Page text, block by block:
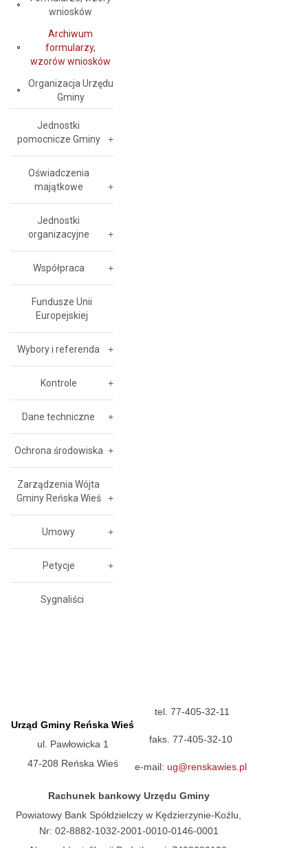
wniosków
Archiwum
formularzy,
wzorów wniosków
Organizacja Urzędu
Gminy
Jednostki
pomocnicze Gminy
Oświadczenia
majątkowe
Jednostki
organizacyjne
Współpraca
Fundusze Unii
Europejskiej
Wybory i referenda
Kontrole
Dane techniczne
Ochrona środowiska
Zarządzenia Wójta
Gminy Reńska Wieś
Umowy
Petycje
Sygnaliści
Urząd Gminy Reńska Wieś
ul. Pawłowicka 1
47-208 Reńska Wieś
tel. 77-405-32-11
faks. 77-405-32-10
e-mail: ug@renskawies.pl
Rachunek bankowy Urzędu Gminy
Powiatowy Bank Spółdzielczy w Kędzierzynie-Koźlu,
Nr: 02-8882-1032-2001-0010-0146-0001